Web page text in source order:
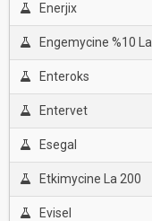
Enerjix
Engemycine %10 La
Enteroks
Entervet
Esegal
Etkimycine La 200
Evisel